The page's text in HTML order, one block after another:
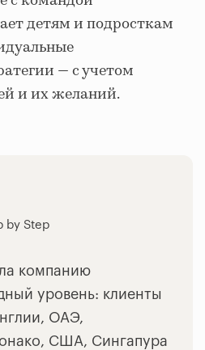
детям и подросткам
— с учетом
и их желаний.
by Step
компанию
уровень: клиенты
ОАЭ,
США, Сингапура